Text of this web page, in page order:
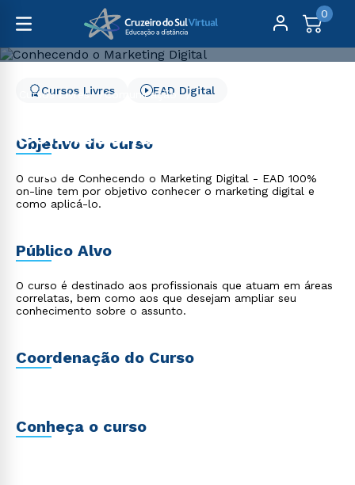
0
Cursos Livres
Comunicação
Conhecendo o Marketing
Digital
Cursos Livres EAD Digital
Objetivo do curso
O curso de Conhecendo o Marketing Digital - EAD 100%
on-line tem por objetivo conhecer o marketing digital e
como aplicá-lo.
Público Alvo
O curso é destinado aos profissionais que atuam em áreas
correlatas, bem como aos que desejam ampliar seu
conhecimento sobre o assunto.
Coordenação do Curso
Conheça o curso